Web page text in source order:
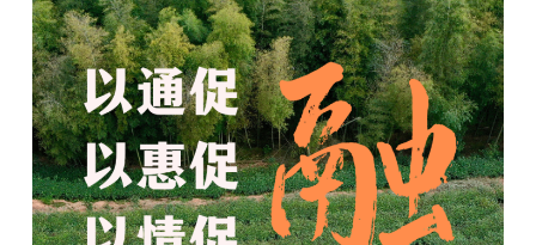
科技 科创 量子 体育
文化 书画 健康 军事
访谈 视频 图片 政务
法律 中央文件 金融 汽车
食品 人居 信息化 数字经济